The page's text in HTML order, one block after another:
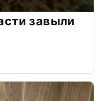
завыли